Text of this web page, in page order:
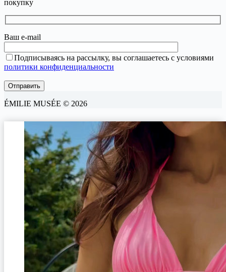
покупку
Ваш e-mail
Подписываясь на рассылку, вы соглашаетесь с условиями
политики конфиденциальности
ÉMILIE MUSÉE © 2026